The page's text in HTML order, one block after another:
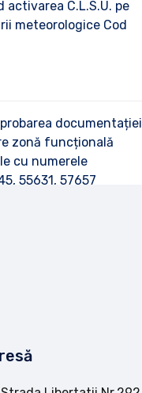
activarea C.L.S.U. pe
meteorologice Cod
documentației
zonă funcțională
cu numerele
55631, 57657